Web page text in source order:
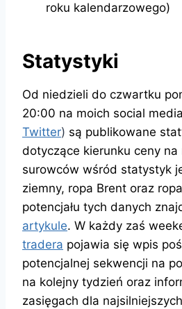
roku kalendarzowego)
Statystyki
Od niedzieli do czwartku
20:00 na moich social
Twitter) są publikowane
dotyczące kierunku ceny
surowców wśród statystyk
ziemny, ropa Brent oraz
potencjału tych danych
artykule. W każdy zaś
tradera pojawia się wpis
potencjalnej sekwencji na
na kolejny tydzień oraz
zasięgach dla